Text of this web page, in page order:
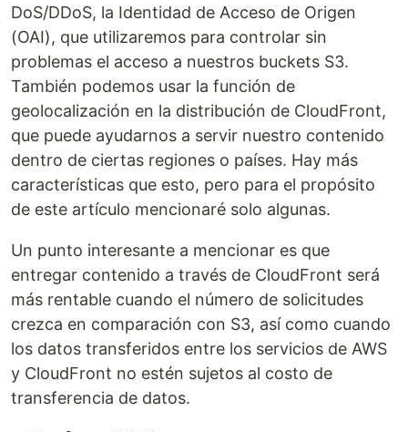
DoS/DDoS, la Identidad de Acceso de Origen
(OAI), que utilizaremos para controlar sin
problemas el acceso a nuestros buckets S3.
También podemos usar la función de
geolocalización en la distribución de CloudFront,
que puede ayudarnos a servir nuestro contenido
dentro de ciertas regiones o países. Hay más
características que esto, pero para el propósito
de este artículo mencionaré solo algunas.
Un punto interesante a mencionar es que
entregar contenido a través de CloudFront será
más rentable cuando el número de solicitudes
crezca en comparación con S3, así como cuando
los datos transferidos entre los servicios de AWS
y CloudFront no estén sujetos al costo de
transferencia de datos.